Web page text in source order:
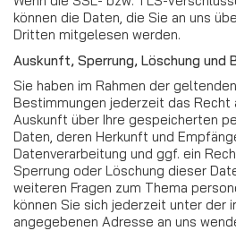
können die Daten, die Sie an uns
Dritten mitgelesen werden.
Auskunft, Sperrung, Löschung und
Sie haben im Rahmen der
Bestimmungen jederzeit das
Auskunft über Ihre gespeicherten
Daten, deren Herkunft und
Datenverarbeitung und ggf. ein
Sperrung oder Löschung dieser
weiteren Fragen zum Thema
können Sie sich jederzeit unter der
angegebenen Adresse an uns